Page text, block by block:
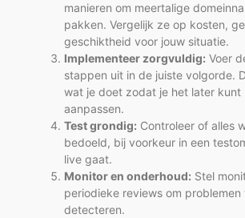
manieren om meertalige
pakken. Vergelijk ze op kosten,
geschiktheid voor jouw situatie.
Implementeer zorgvuldig: Voer
stappen uit in de juiste volgorde.
wat je doet zodat je het later kunt
aanpassen.
Test grondig: Controleer of alles
bedoeld, bij voorkeur in een
live gaat.
Monitor en onderhoud: Stel
periodieke reviews om
detecteren.